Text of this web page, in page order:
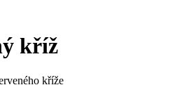
kříž
kříže